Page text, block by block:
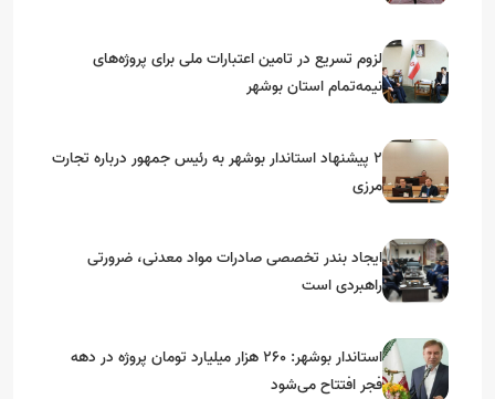
لزوم تسریع در تامین اعتبارات ملی برای پروژه‌های
نیمه‌تمام استان بوشهر
۲ پیشنهاد استاندار بوشهر به رئیس جمهور درباره تجارت
مرزی
ایجاد بندر تخصصی صادرات مواد معدنی، ضرورتی
راهبردی است
استاندار بوشهر: ۲۶۰ هزار میلیارد تومان پروژه در دهه
فجر افتتاح می‌شود